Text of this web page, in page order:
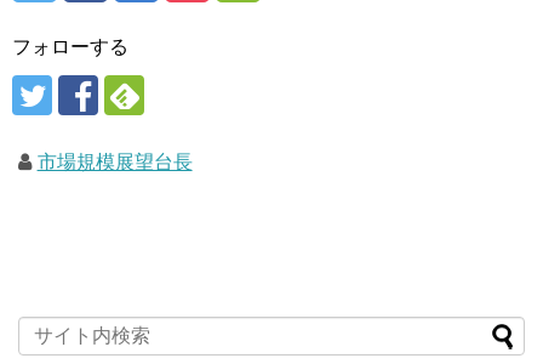
フォローする
市場規模展望台長